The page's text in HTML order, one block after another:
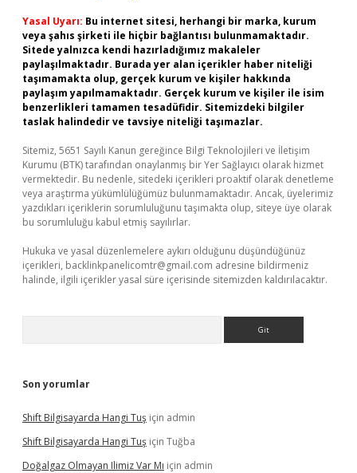
Yasal Uyarı: Bu internet sitesi, herhangi bir marka, kurum
veya şahıs şirketi ile hiçbir bağlantısı bulunmamaktadır.
Sitede yalnızca kendi hazırladığımız makaleler
paylaşılmaktadır. Burada yer alan içerikler haber niteliği
taşımamakta olup, gerçek kurum ve kişiler hakkında
paylaşım yapılmamaktadır. Gerçek kurum ve kişiler ile isim
benzerlikleri tamamen tesadüfidir. Sitemizdeki bilgiler
taslak halindedir ve tavsiye niteliği taşımazlar.
Sitemiz, 5651 Sayılı Kanun gereğince Bilgi Teknolojileri ve İletişim
Kurumu (BTK) tarafından onaylanmış bir Yer Sağlayıcı olarak hizmet
vermektedir. Bu nedenle, sitedeki içerikleri proaktif olarak denetleme
veya araştırma yükümlülüğümüz bulunmamaktadır. Ancak, üyelerimiz
yazdıkları içeriklerin sorumluluğunu taşımakta olup, siteye üye olarak
bu sorumluluğu kabul etmiş sayılırlar.
Hukuka ve yasal düzenlemelere aykırı olduğunu düşündüğünüz
içerikleri, backlinkpanelicomtr@gmail.com adresine bildirmeniz
halinde, ilgili içerikler yasal süre içerisinde sitemizden kaldırılacaktır.
Son yorumlar
Shift Bilgisayarda Hangi Tuş için admin
Shift Bilgisayarda Hangi Tuş için Tuğba
Doğalgaz Olmayan Ilimiz Var Mı için admin